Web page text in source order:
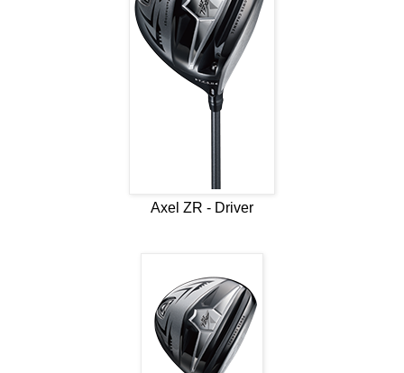
Axel ZR - Driver